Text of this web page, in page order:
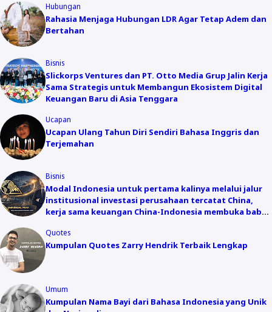
Hubungan
Rahasia Menjaga Hubungan LDR Agar Tetap Adem dan
Bertahan
Bisnis
Slickorps Ventures dan PT. Otto Media Grup Jalin Kerja
Sama Strategis untuk Membangun Ekosistem Digital
Keuangan Baru di Asia Tenggara
Ucapan
Ucapan Ulang Tahun Diri Sendiri Bahasa Inggris dan
Terjemahan
Bisnis
Modal Indonesia untuk pertama kalinya melalui jalur
institusional investasi perusahaan tercatat China,
kerja sama keuangan China-Indonesia membuka babak
Quotes
Kumpulan Quotes Zarry Hendrik Terbaik Lengkap
Umum
Kumpulan Nama Bayi dari Bahasa Indonesia yang Unik